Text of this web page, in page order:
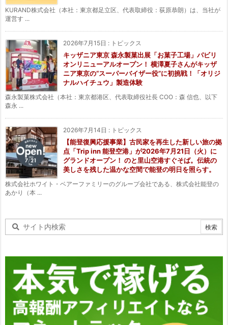
KURAND株式会社（本社：東京都足立区、代表取締役：荻原恭朗）は、当社が
運営す ...
2026年7月15日 : トピックス
キッザニア東京 森永製菓出展「お菓子工場」パビリ
オンリニューアルオープン！ 横澤夏子さんがキッザ
ニア東京の“スーパーバイザー役”に初挑戦！「オリジ
ナルハイチュウ」製造体験
森永製菓株式会社（本社：東京都港区、代表取締役社長 COO：森 信也、以下
森永 ...
2026年7月14日 : トピックス
【能登復興応援事業】古民家を再生した新しい旅の拠
点「Trip inn 能登空港」が2026年7月21日（火）に
グランドオープン！ のと里山空港すぐそば。伝統の
美しさを残した温かな空間で能登の明日を照らす。
株式会社ホワイト・ベアーファミリーのグループ会社である、株式会社能登の
あかり（本 ...